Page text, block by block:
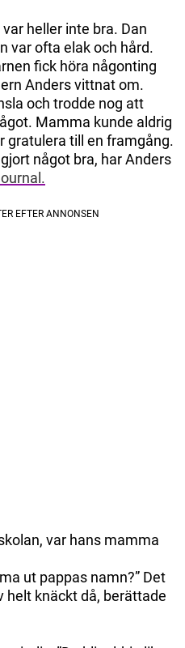
heller inte bra. Dan
var ofta elak och hård.
fick höra någonting
Anders vittnat om.
och trodde nog att
Mamma kunde aldrig
gratulera till en framgång.
något bra, har Anders
var hans mamma
ut pappas namn?” Det
helt knäckt då, berättade